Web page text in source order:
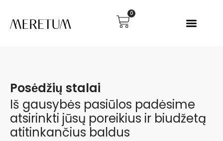
0
Posėdžių stalai
Iš gausybės pasiūlos padėsime
atsirinkti jūsų poreikius ir biudžetą
atitinkančius baldus